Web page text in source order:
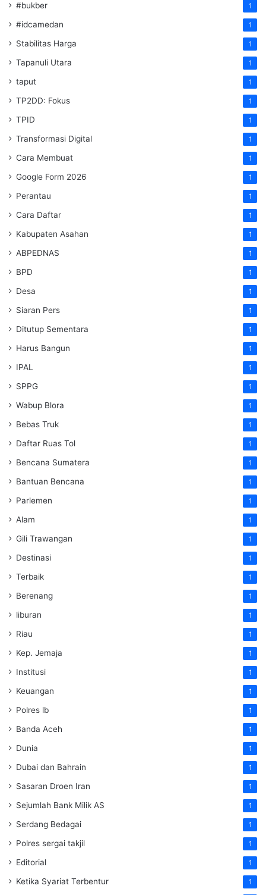
#bukber 1
#idcamedan 1
Stabilitas Harga 1
Tapanuli Utara 1
taput 1
TP2DD: Fokus 1
TPID 1
Transformasi Digital 1
Cara Membuat 1
Google Form 2026 1
Perantau 1
Cara Daftar 1
Kabupaten Asahan 1
ABPEDNAS 1
BPD 1
Desa 1
Siaran Pers 1
Ditutup Sementara 1
Harus Bangun 1
IPAL 1
SPPG 1
Wabup Blora 1
Bebas Truk 1
Daftar Ruas Tol 1
Bencana Sumatera 1
Bantuan Bencana 1
Parlemen 1
Alam 1
Gili Trawangan 1
Destinasi 1
Terbaik 1
Berenang 1
liburan 1
Riau 1
Kep. Jemaja 1
Institusi 1
Keuangan 1
Polres lb 1
Banda Aceh 1
Dunia 1
Dubai dan Bahrain 1
Sasaran Droen Iran 1
Sejumlah Bank Milik AS 1
Serdang Bedagai 1
Polres sergai takjil 1
Editorial 1
Ketika Syariat Terbentur 1